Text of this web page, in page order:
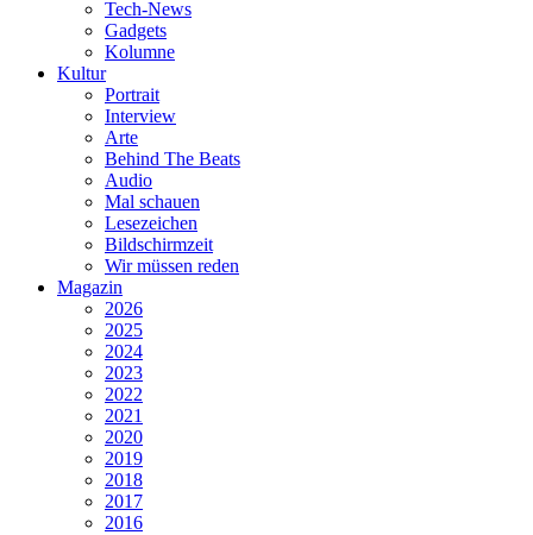
Tech-News
Gadgets
Kolumne
Kultur
Portrait
Interview
Arte
Behind The Beats
Audio
Mal schauen
Lesezeichen
Bildschirmzeit
Wir müssen reden
Magazin
2026
2025
2024
2023
2022
2021
2020
2019
2018
2017
2016